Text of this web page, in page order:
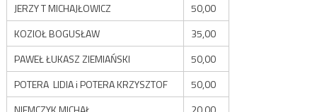
JERZY T MICHAJŁOWICZ
50,00
KOZIOŁ BOGUSŁAW
35,00
PAWEŁ ŁUKASZ ZIEMIAŃSKI
50,00
POTERA LIDIA i POTERA KRZYSZTOF
50,00